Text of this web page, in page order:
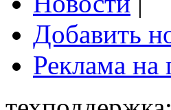
Добавить
Реклама на